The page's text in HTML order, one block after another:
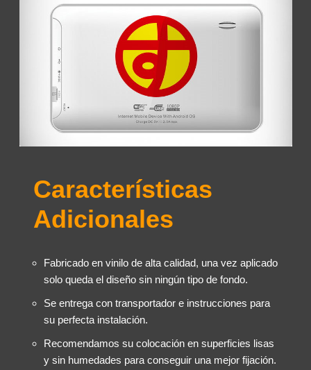
Características
Adicionales
Fabricado en vinilo de alta calidad, una vez aplicado
solo queda el diseño sin ningún tipo de fondo.
Se entrega con transportador e instrucciones para
su perfecta instalación.
Recomendamos su colocación en superficies lisas
y sin humedades para conseguir una mejor fijación.